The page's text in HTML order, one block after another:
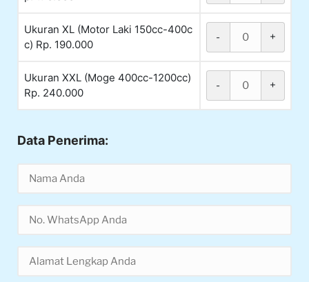
Ukuran XL (Motor Laki 150cc-400c
c) Rp. 190.000
- +
Ukuran XXL (Moge 400cc-1200cc)
Rp. 240.000
- +
Data Penerima: